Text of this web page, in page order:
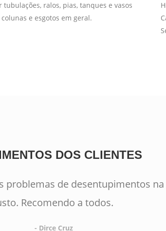
tubulações, ralos, pias, tanques e vasos
e esgotos em geral.
DOS CLIENTES
de desentupimentos
Recomendo a todos.
- Dirce Cruz